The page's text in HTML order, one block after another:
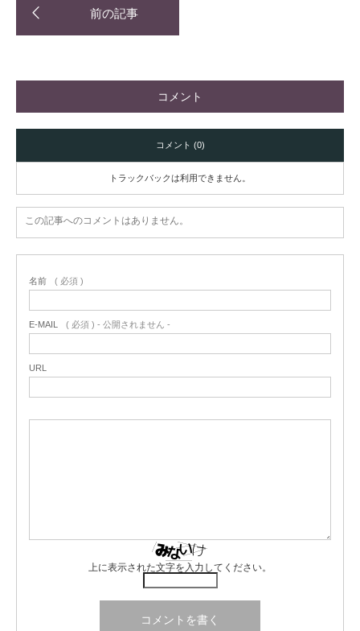
コメント
コメント (0)
トラックバックは利用できません。
この記事へのコメントはありません。
名前 ( 必須 )
E-MAIL ( 必須 ) - 公開されません -
URL
上に表示された文字を入力してください。